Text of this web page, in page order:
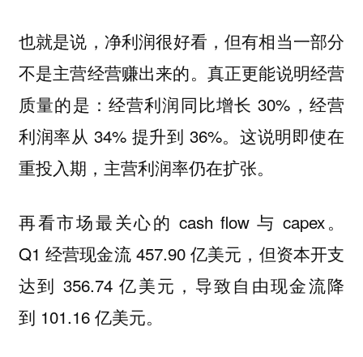
也就是说， 净利润很好看，但有相当一部分
不是主营经营赚出来的。 真正更能说明经营
质量的是：经营利润同比增长 30%，经营
利润率从 34% 提升到 36%。这说明即使在
重投入期，主营利润率仍在扩张。
再看市场最关心的 cash flow 与 capex。
Q1 经营现金流 457.90 亿美元，但资本开支
达到 356.74 亿美元，导致自由现金流降
到 101.16 亿美元。